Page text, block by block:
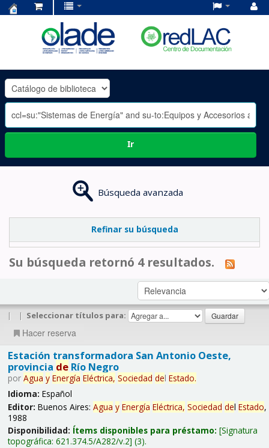
OLADE
-
Ir
Búsqueda avanzada
Refinar su búsqueda
Su búsqueda retornó 4 resultados.
| | Seleccionar títulos para:
Hacer reserva
Estación transformadora San Antonio Oeste,
provincia deRío Negro
por Agua y Energía Eléctrica, Sociedad del Estado.
Idioma: Español
Editor: Buenos Aires: Agua y Energía Eléctrica, Sociedad del Estado,
1988
Disponibilidad: Ítems disponibles para préstamo: Signatura
topográfica: 621.374.5/A282/v.2 (3).